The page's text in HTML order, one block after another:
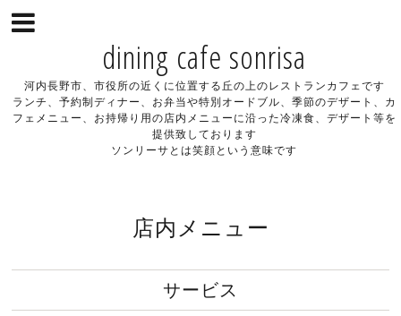
dining cafe sonrisa
河内長野市、市役所の近くに位置する丘の上のレストランカフェです
ランチ、予約制ディナー、お弁当や特別オードブル、季節のデザート、カ
フェメニュー、お持帰り用の店内メニューに沿った冷凍食、デザート等を
提供致しております
ソンリーサとは笑顔という意味です
店内メニュー
サービス